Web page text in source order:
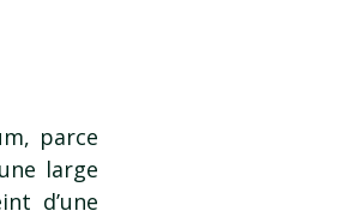
parce
large
d’une